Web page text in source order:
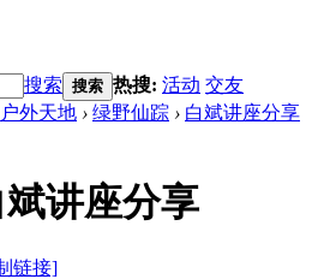
搜索 搜索 热搜: 活动 交友
户外天地 › 绿野仙踪 › 白斌讲座分享
斌讲座分享
链接]